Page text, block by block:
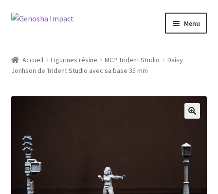
Aller
navigation
Aller
Menu
Cart
Checkout
Shop
Wishlist
Accueil Figurines résine MCP Trident Studio
Daisy
Jonhson de Trident Studio avec sa base 35 mm